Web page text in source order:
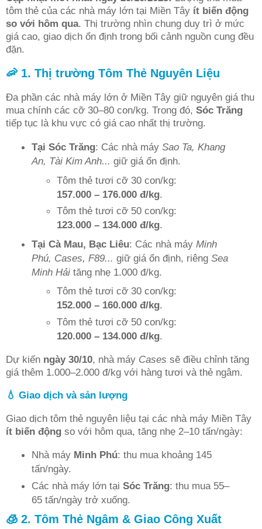
tôm thẻ của các nhà máy lớn tại Miền Tây ít biến động
so với hôm qua. Thị trường nhìn chung duy trì ở mức
giá cao, giao dịch ổn định trong bối cảnh nguồn cung đều
đặn.
🦐 1. Thị trường Tôm Thẻ Nguyên Liệu
Đa phần các nhà máy lớn ở Miền Tây giữ nguyên giá thu
mua chính các cỡ 30–80 con/kg. Trong đó, Sóc Trăng
tiếp tục là khu vực có giá cao nhất thị trường.
Tại Sóc Trăng: Các nhà máy Sao Ta, Khang
An, Tài Kim Anh... giữ giá ổn định.
Tôm thẻ tươi cỡ 30 con/kg:
157.000 – 176.000 đ/kg.
Tôm thẻ tươi cỡ 50 con/kg:
123.000 – 134.000 đ/kg.
Tại Cà Mau, Bạc Liêu: Các nhà máy Minh
Phú, Cases, F89... giữ giá ổn định, riêng Sea
Minh Hảităng nhẹ 1.000 đ/kg.
Tôm thẻ tươi cỡ 30 con/kg:
152.000 – 160.000 đ/kg.
Tôm thẻ tươi cỡ 50 con/kg:
120.000 – 134.000 đ/kg.
Dự kiến ngày 30/10, nhà máy Cases sẽ điều chỉnh tăng
giá thêm 1.000–2.000 đ/kg với hàng tươi và thẻ ngâm.
💧 Giao dịch và sản lượng
Giao dịch tôm thẻ nguyên liệu tại các nhà máy Miền Tây
ít biến động so với hôm qua, tăng nhẹ 2–10 tấn/ngày:
Nhà máy Minh Phú: thu mua khoảng 145
tấn/ngày.
Các nhà máy lớn tại Sóc Trăng: thu mua 55–
65 tấn/ngày trở xuống.
🧊 2. Tôm Thẻ Ngâm & Giao Công Xuất